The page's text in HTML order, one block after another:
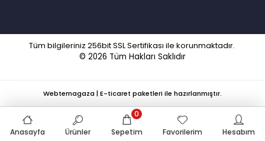
Tüm bilgileriniz 256bit SSL Sertifikası ile korunmaktadır.
© 2026 Tüm Hakları Saklıdır
Anasayfa Ürünler Sepetim
0
Favorilerim
Hesabım
Webtemagaza | E-ticaret paketleri ile hazırlanmıştır.